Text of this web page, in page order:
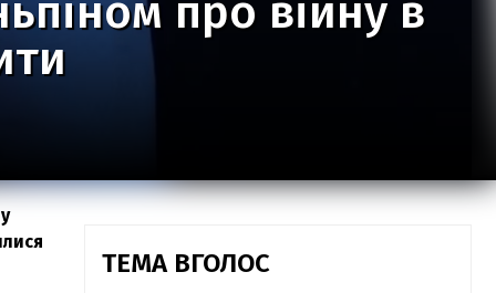
про війну в
ТЕМА ВГОЛОС